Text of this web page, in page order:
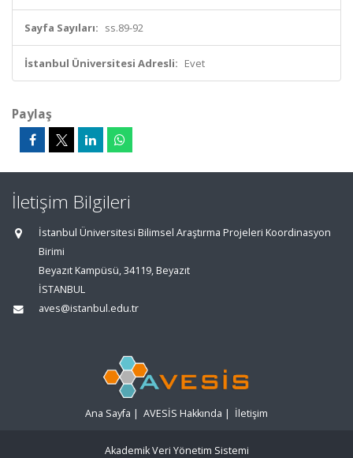
Sayfa Sayıları: ss.89-92
İstanbul Üniversitesi Adresli: Evet
Paylaş
İletişim Bilgileri
İstanbul Üniversitesi Bilimsel Araştırma Projeleri Koordinasyon
Birimi
Beyazıt Kampüsü, 34119, Beyazıt
İSTANBUL
aves@istanbul.edu.tr
Ana Sayfa | AVESİS Hakkında | İletişim
Akademik Veri Yönetim Sistemi